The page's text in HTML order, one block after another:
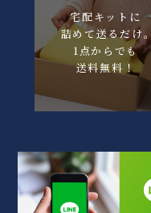
宅配キットに
詰めて送るだけ｡
1点からでも
送料無料！